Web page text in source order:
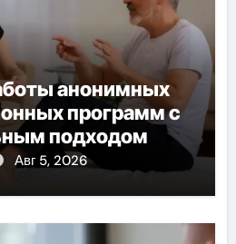
анонимных
программ с
подходом
Авг 5, 2026